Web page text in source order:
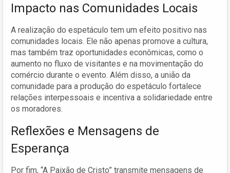
Impacto nas Comunidades Locais
A realização do espetáculo tem um efeito positivo nas
comunidades locais. Ele não apenas promove a cultura,
mas também traz oportunidades econômicas, como o
aumento no fluxo de visitantes e na movimentação do
comércio durante o evento. Além disso, a união da
comunidade para a produção do espetáculo fortalece
relações interpessoais e incentiva a solidariedade entre
os moradores.
Reflexões e Mensagens de
Esperança
Por fim, “A Paixão de Cristo” transmite mensagens de